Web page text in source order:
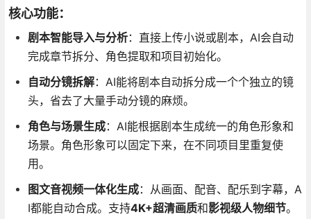
核心功能：
剧本智能导入与分析：直接上传小说或剧本，AI会自动
完成章节拆分、角色提取和项目初始化。
自动分镜拆解：AI能将剧本自动拆分成一个个独立的镜
头，省去了大量手动分镜的麻烦。
角色与场景生成：AI能根据剧本生成统一的角色形象和
场景。角色形象可以固定下来，在不同项目里重复使
用。
图文音视频一体化生成：从画面、配音、配乐到字幕，A
I都能自动合成。支持4K+超清画质和影视级人物细节。